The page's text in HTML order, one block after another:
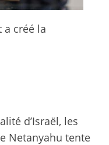
a créé la
d’Israël, les
Netanyahu tente